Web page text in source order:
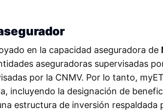
en la capacidad aseguradora de
aseguradoras supervisadas
por la CNMV. Por lo tanto,
incluyendo la designación de
estructura de inversión respaldada